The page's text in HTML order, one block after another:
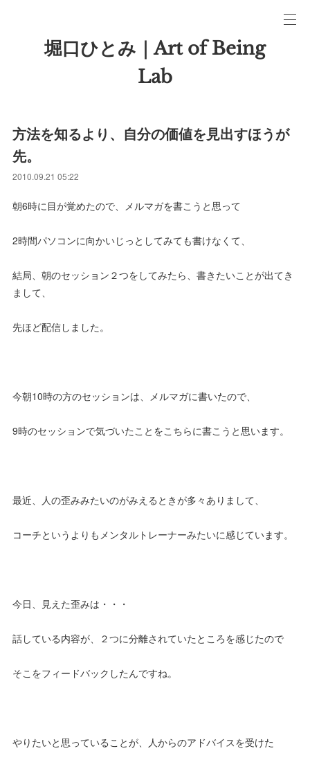
堀口ひとみ｜Art of Being
Lab
方法を知るより、自分の価値を見出すほうが
先。
2010.09.21 05:22
朝6時に目が覚めたので、メルマガを書こうと思って
2時間パソコンに向かいじっとしてみても書けなくて、
結局、朝のセッション２つをしてみたら、書きたいことが出てき
まして、
先ほど配信しました。
今朝10時の方のセッションは、メルマガに書いたので、
9時のセッションで気づいたことをこちらに書こうと思います。
最近、人の歪みみたいのがみえるときが多々ありまして、
コーチというよりもメンタルトレーナーみたいに感じています。
今日、見えた歪みは・・・
話している内容が、２つに分離されていたところを感じたので
そこをフィードバックしたんですね。
やりたいと思っていることが、人からのアドバイスを受けた